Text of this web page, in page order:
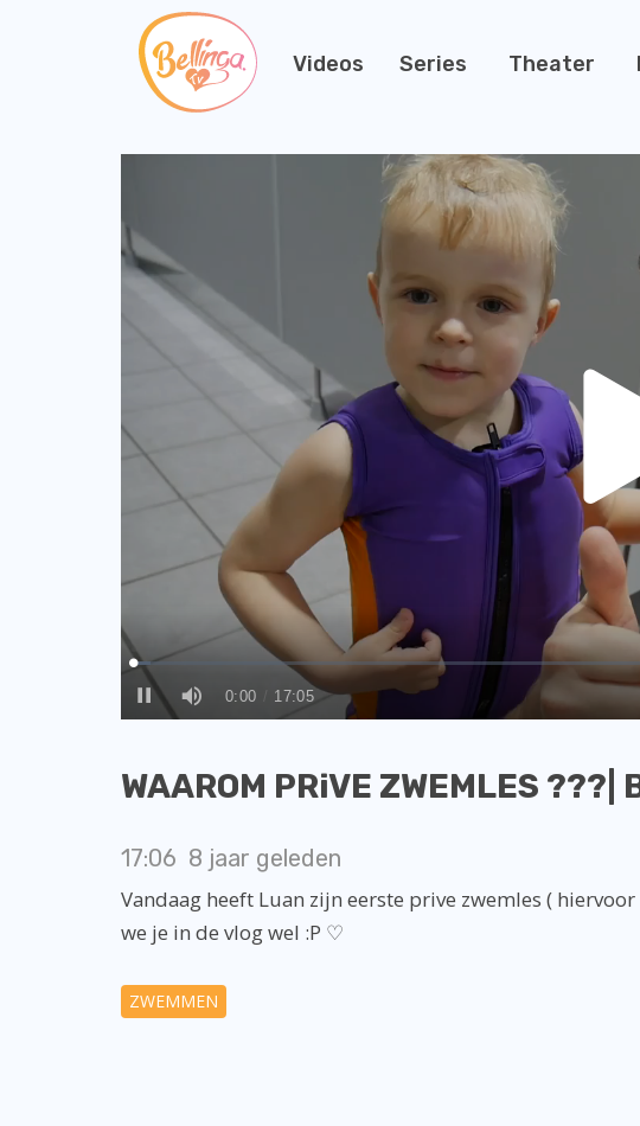
Videos Series Theater
WAAROM PRiVE ZWEMLES
17:06 8 jaar geleden
Vandaag heeft Luan zijn eerste prive zwemles (
we je in de vlog wel :P ♡
ZWEMMEN